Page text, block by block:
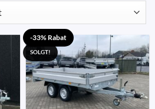
-33% Rabat
SOLGT!